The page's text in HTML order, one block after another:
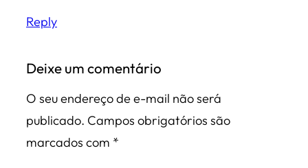
Reply
Deixe um comentário
O seu endereço de e-mail não será
publicado. Campos obrigatórios são
marcados com *